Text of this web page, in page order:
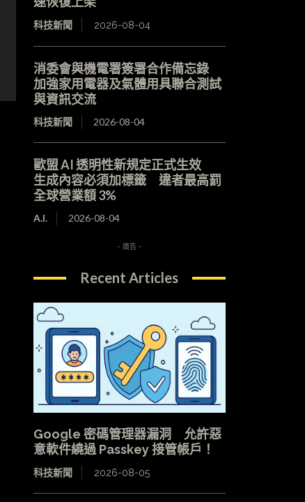
科技新聞 2026-08-04
消委會與機電署簽署合作備忘錄
加強家用電器及氣體用具聯合測試
與資訊交流
科技新聞 2026-08-04
歐盟 AI 透明性新規定正式生效
生成內容必須加標籤 違者最高罰
全球營業額 3%
A.I. 2026-08-04
- 廣告 -
Recent Articles
Google 密碼管理器漏洞 允許惡
意軟件繞過 Passkey 接管帳戶！
科技新聞 2026-08-05